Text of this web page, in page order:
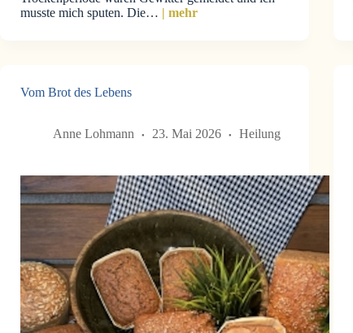
musste mich sputen. Die… | mehr
Vom Brot des Lebens
Anne Lohmann 23. Mai 2026 Heilung